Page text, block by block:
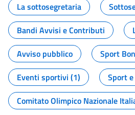
La sottosegretaria
Bandi Avvisi e Contributi
Avviso pubblico
Sport
Eventi sportivi (1)
Sport
Comitato Olimpico Nazionale